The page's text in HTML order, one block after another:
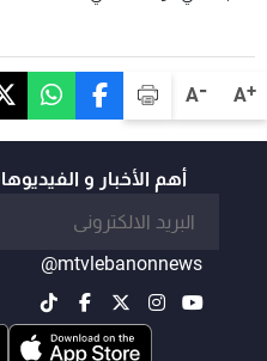
A+
A-
أهم الأخبار و
@mtvlebanonnews